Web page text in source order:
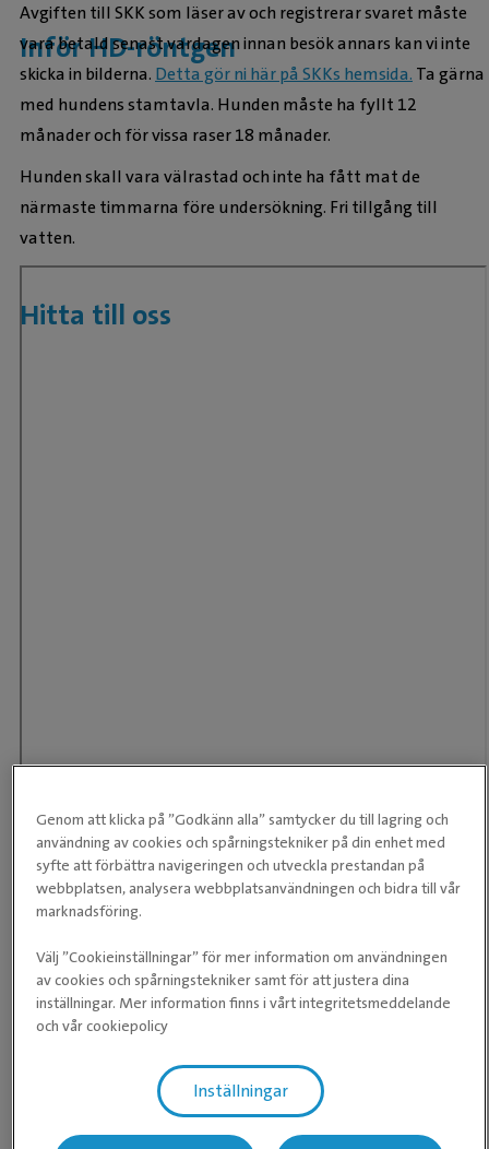
Inför HD-röntgen
Avgiften till SKK som läser av och registrerar svaret måste
vara betald senast vardagen innan besök annars kan vi inte
skicka in bilderna. Detta gör ni här på SKKs hemsida. Ta gärna
med hundens stamtavla. Hunden måste ha fyllt 12
månader och för vissa raser 18 månader.
Hunden skall vara välrastad och inte ha fått mat de
närmaste timmarna före undersökning. Fri tillgång till
vatten.
Hitta till oss
Våra öppettider
Telefontid:
Mån-fre 07:30-17:00
Övriga öppettider
Måndag
08:00 ­- 12:00, 13:00 ­- 17:00
Genom att klicka på ”Godkänn alla” samtycker du till lagring och
användning av cookies och spårningstekniker på din enhet med
syfte att förbättra navigeringen och utveckla prestandan på
webbplatsen, analysera webbplatsanvändningen och bidra till vår
marknadsföring.
Välj ”Cookieinställningar” för mer information om användningen
av cookies och spårningstekniker samt för att justera dina
inställningar. Mer information finns i vårt integritetsmeddelande
och vår cookiepolicy
Inställningar